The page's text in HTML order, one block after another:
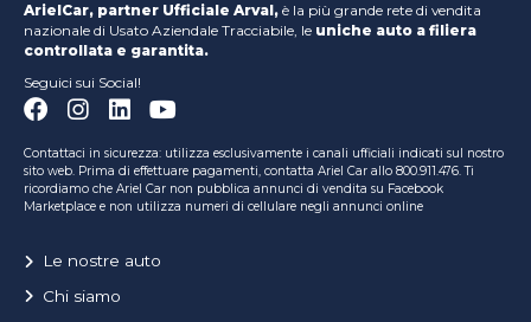
ArielCar, partner Ufficiale Arval, è la più grande rete di vendita
nazionale di Usato Aziendale Tracciabile, le uniche auto a filiera
controllata e garantita.
Seguici sui Social!
Contattaci in sicurezza: utilizza esclusivamente i canali ufficiali indicati sul nostro
sito web. Prima di effettuare pagamenti, contatta Ariel Car allo 800.911.476. Ti
ricordiamo che Ariel Car non pubblica annunci di vendita su Facebook
Marketplace e non utilizza numeri di cellulare negli annunci online
Le nostre auto
Chi siamo